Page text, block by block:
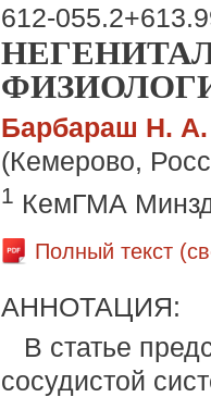
612-
Барбараш Н. А.
(Кемерово,
1 КемГМА
Полный текст
АННОТАЦИЯ:
В статье
сосудистой